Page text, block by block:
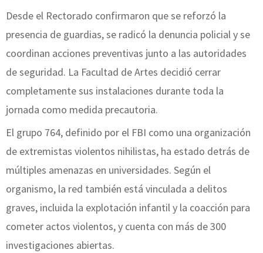
Desde el Rectorado confirmaron que se reforzó la
presencia de guardias, se radicó la denuncia policial y se
coordinan acciones preventivas junto a las autoridades
de seguridad. La Facultad de Artes decidió cerrar
completamente sus instalaciones durante toda la
jornada como medida precautoria.
El grupo 764, definido por el FBI como una organización
de extremistas violentos nihilistas, ha estado detrás de
múltiples amenazas en universidades. Según el
organismo, la red también está vinculada a delitos
graves, incluida la explotación infantil y la coacción para
cometer actos violentos, y cuenta con más de 300
investigaciones abiertas.